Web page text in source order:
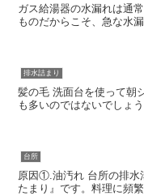
ガス給湯器の水漏れは通
ものだからこそ、急な水
排水詰まり
髪の毛 洗面台を使って朝
も多いのではないでしょう
台所
原因①.油汚れ 台所の排水
たまり』です。料理に頻